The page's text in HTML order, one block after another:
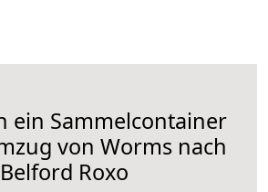
ein Sammelcontainer
von Worms nach
Belford Roxo